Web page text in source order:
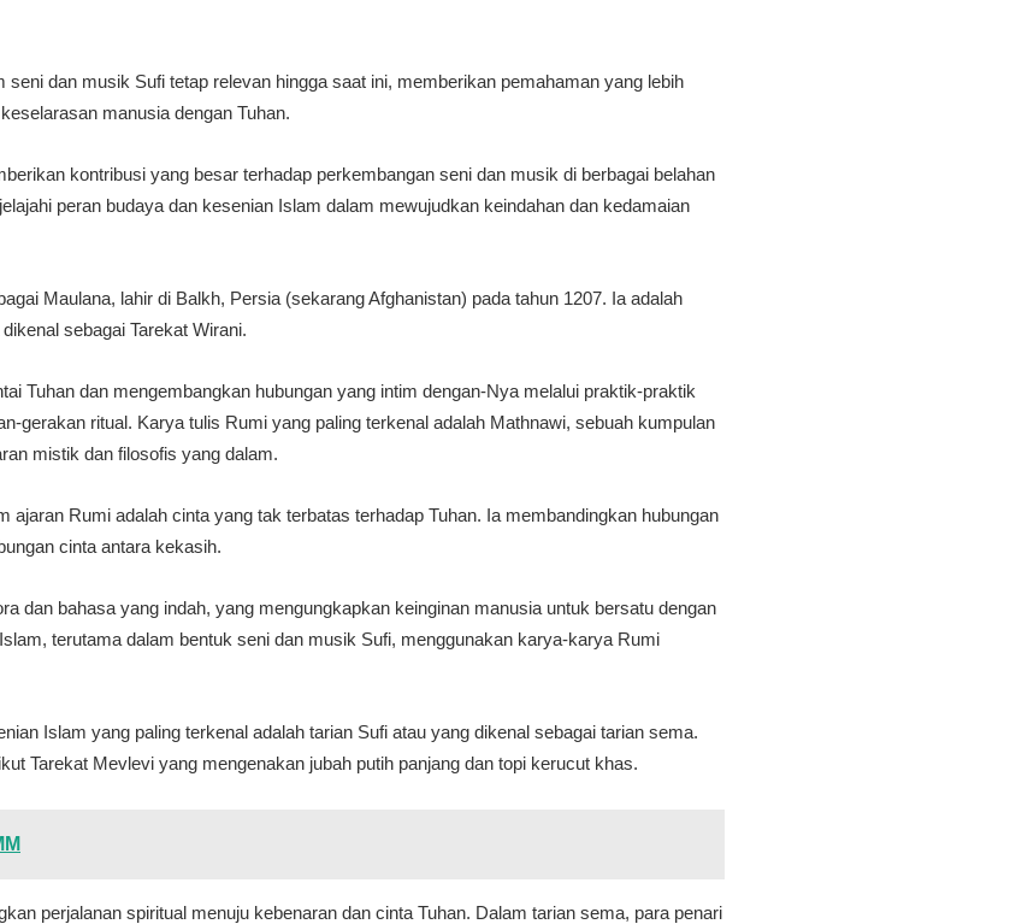
seni dan musik Sufi tetap relevan hingga saat ini, memberikan pemahaman yang lebih
manusia dengan Tuhan.
kontribusi yang besar terhadap perkembangan seni dan musik di berbagai belahan
peran budaya dan kesenian Islam dalam mewujudkan keindahan dan kedamaian
Maulana, lahir di Balkh, Persia (sekarang Afghanistan) pada tahun 1207. Ia adalah
sebagai Tarekat Wirani.
Tuhan dan mengembangkan hubungan yang intim dengan-Nya melalui praktik-praktik
gerakan ritual. Karya tulis Rumi yang paling terkenal adalah Mathnawi, sebuah kumpulan
mistik dan filosofis yang dalam.
ajaran Rumi adalah cinta yang tak terbatas terhadap Tuhan. Ia membandingkan hubungan
cinta antara kekasih.
dan bahasa yang indah, yang mengungkapkan keinginan manusia untuk bersatu dengan
terutama dalam bentuk seni dan musik Sufi, menggunakan karya-karya Rumi
Islam yang paling terkenal adalah tarian Sufi atau yang dikenal sebagai tarian sema.
Tarekat Mevlevi yang mengenakan jubah putih panjang dan topi kerucut khas.
perjalanan spiritual menuju kebenaran dan cinta Tuhan. Dalam tarian sema, para penari